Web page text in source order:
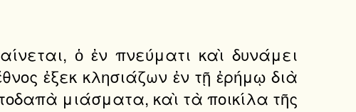
ὁ ἐν πνεύματι καὶ δυνάμει
ἐξεκ κλησιάζων ἐν τῇ ἐρήμῳ διὰ
μιάσματα, καὶ τὰ ποικίλα τῆς